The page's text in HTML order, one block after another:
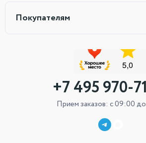
Покупателям
+7 495 970-
Прием заказов: с 09:00